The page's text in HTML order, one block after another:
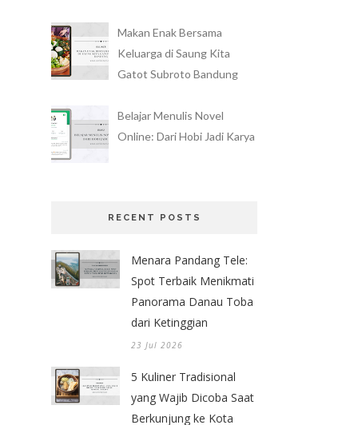
Makan Enak Bersama
Keluarga di Saung Kita
Gatot Subroto Bandung
Belajar Menulis Novel
Online: Dari Hobi Jadi Karya
RECENT POSTS
Menara Pandang Tele:
Spot Terbaik Menikmati
Panorama Danau Toba
dari Ketinggian
23 Jul 2026
5 Kuliner Tradisional
yang Wajib Dicoba Saat
Berkunjung ke Kota